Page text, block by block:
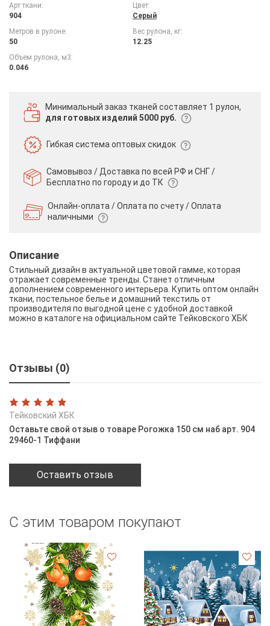
Арт ткани:
904
Цвет:
Серый
Метров в рулоне:
50
Вес рулона, кг:
12.25
Объем рулона, м3:
0.046
Минимальный заказ тканей составляет 1 рулон,
для готовых изделий 5000 руб.
Гибкая системаоптовых скидок
Самовывоз / Доставка по всей РФ и СНГ /
Бесплатно по городу и до ТК
Онлайн-оплата / Оплата по счету /Оплата
наличными
Описание
Стильный дизайн в актуальной цветовой гамме, которая
отражает современные тренды. Станет отличным
дополнением современного интерьера. Купить оптом онлайн
ткани, постельное белье и домашний текстиль от
производителя по выгодной цене с удобной доставкой
можно в каталоге на официальном сайте Тейковского ХБК
Отзывы (0)
Тейковский ХБК
Оставьте свой отзыв о товаре Рогожка 150 см наб арт. 904
29460-1 Тиффани
Оставить отзыв
С этим товаром покупают